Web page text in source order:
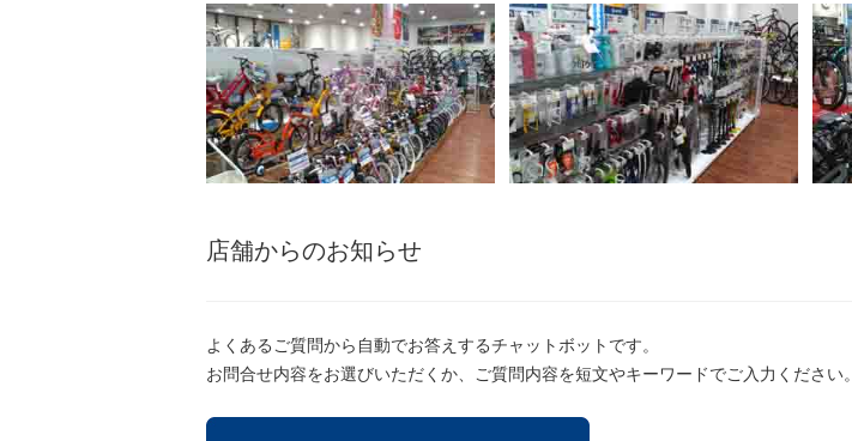
店舗からのお知らせ
よくあるご質問から自動でお答えするチャットボットです。
お問合せ内容をお選びいただくか、ご質問内容を短文やキーワードでご入力ください。